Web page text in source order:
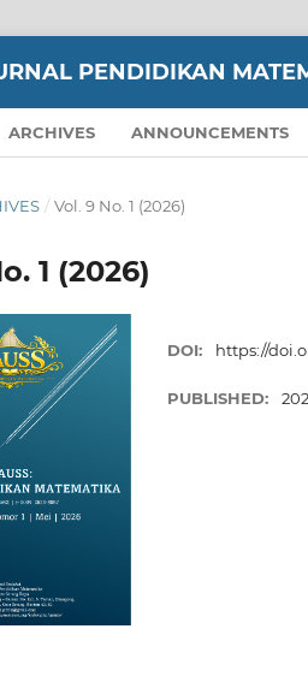
PENDIDIKAN
ARCHIVES ANNOUNCEMENTS
/ Vol. 9 No. 1 (2026)
1 (2026)
DOI: https://
PUBLISHED: